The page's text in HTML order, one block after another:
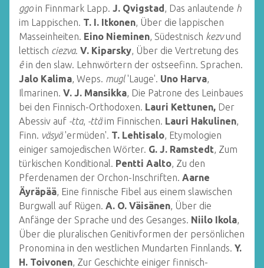
ggoin Finnmark Lapp. J. Qvigstad, Das anlautende h
im Lappischen. T. I. Itkonen, Über die lappischen
Masseinheiten. Eino Nieminen, Südestnisch kezvund
lettisch ciezva. V. Kiparsky, Über die Vertretung des
êin den slaw. Lehnwörtern der ostseefinn. Sprachen.
Jalo Kalima, Weps. mugl 'Lauge'. Uno Harva,
Ilmarinen. V. J. Mansikka, Die Patrone des Leinbaues
bei den Finnisch-Orthodoxen. Lauri Kettunen, Der
Abessiv auf -tta, -ttäim Finnischen. Lauri Hakulinen,
Finn. väsyä'ermüden'. T. Lehtisalo, Etymologien
einiger samojedischen Wörter. G. J. Ramstedt, Zum
türkischen Konditional. Pentti Aalto, Zu den
Pferdenamen der Orchon-Inschriften. Aarne
Äyräpää, Eine finnische Fibel aus einem slawischen
Burgwall auf Rügen. A. O. Väisänen, Über die
Anfänge der Sprache und des Gesanges. Niilo Ikola,
Über die pluralischen Genitivformen der persönlichen
Pronomina in den westlichen Mundarten Finnlands. Y.
H. Toivonen, Zur Geschichte einiger finnisch-